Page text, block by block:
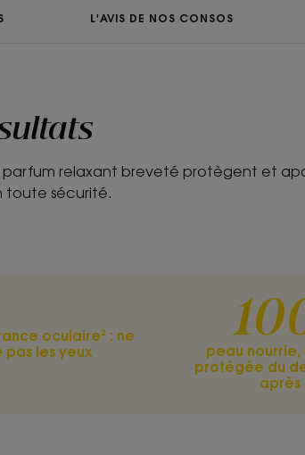
: en renforçant le film hydrolipidique de
TEXTURE
Texture
Senteur du contenu
Parfum tendre et relaxant
L'AVIS DE NOS CONSOS
parfum relaxant breveté protègent et
toute sécurité.
oculaire² : ne
pas les yeux
peau
protégée du
après